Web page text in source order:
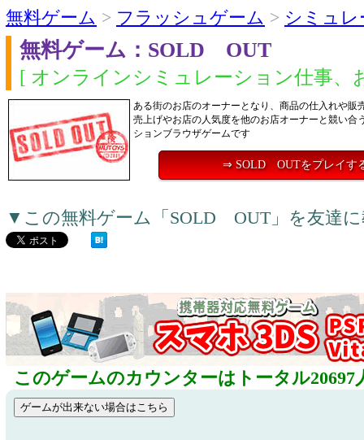
無料ゲーム > フラッシュゲーム > シミュ
無料ゲーム：SOLD OUT
[ オンラインシミュレーション仕事、
ある街のお店のオーナーとなり、商品の仕入れや販
売上げやお店の人気度を他のお店オーナーと競い合
ションブラウザゲームです
⇒ SOLD OUTをプレイす
▼この無料ゲーム「SOLD OUT」を友達
このゲームのカウンターはトータル20697